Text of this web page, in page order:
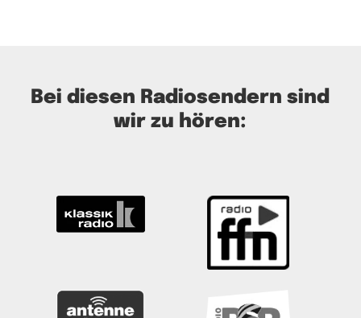
Bei diesen Radiosendern sind
wir zu hören: